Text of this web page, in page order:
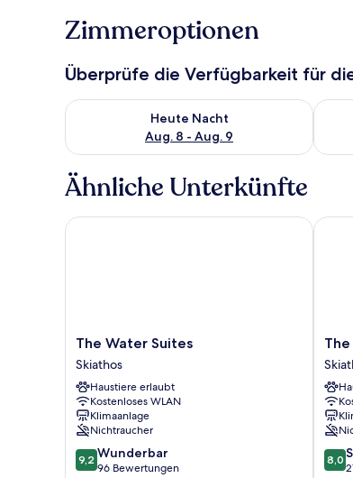
Zimmeroptionen
Überprüfe die Verfügbarkeit für
Heute Nacht
Aug. 8 - Aug. 9
Überprüfe die Verfügbarkeit für heute
Ähnliche Unterkünfte
The
Water
Suites
Skiathos
The Water Suites
Skiathos
Haustiere erlaubt
Kostenloses WLAN
Klimaanlage
Nichtraucher
9.2
von
9,2 Wunderbar
96 Bewertungen
The Water Suites
The
Tree
8.0
von
8,0
The